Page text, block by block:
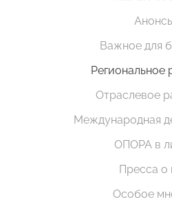
Важное для
Региональное
Отраслевое
Международная
ОПОРА в
Пресса о
Особое